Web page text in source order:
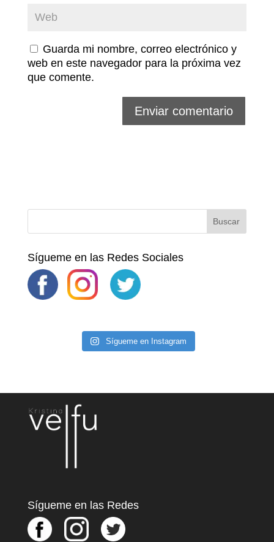
Guarda mi nombre, correo electrónico y
web en este navegador para la próxima vez
que comente.
Sígueme en las Redes Sociales
Sígueme en Instagram
Sígueme en las Redes